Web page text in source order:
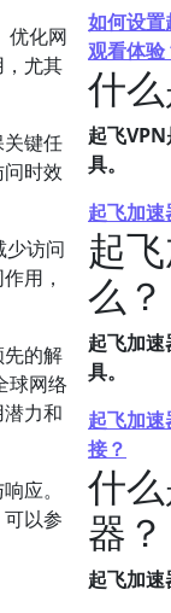
优化网
尤其
键任
时效
少访问
用，
的解
球网络
力和
应。
以参
如何设
观看体验
什
起飞
具。
起飞加速
起
么？
起飞加
具。
起飞加
接？
什
器？
起飞加速